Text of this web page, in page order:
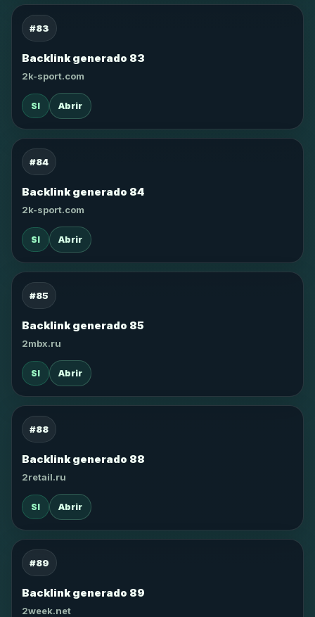
#83
Backlink generado 83
2k-sport.com
SI Abrir
#84
Backlink generado 84
2k-sport.com
SI Abrir
#85
Backlink generado 85
2mbx.ru
SI Abrir
#88
Backlink generado 88
2retail.ru
SI Abrir
#89
Backlink generado 89
2week.net